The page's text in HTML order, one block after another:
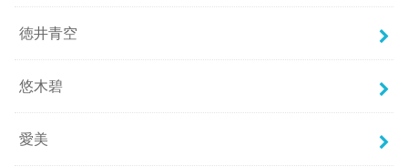
徳井青空
悠木碧
愛美